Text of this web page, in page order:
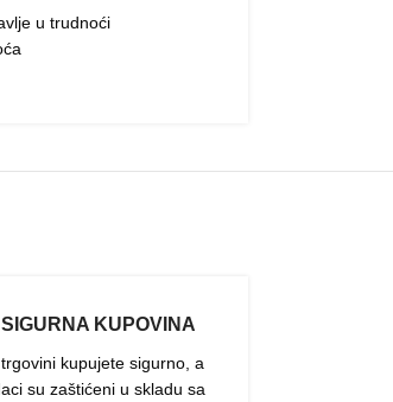
u trudnoći
KUPOVINA
kupujete sigurno, a
su zaštićeni u skladu sa